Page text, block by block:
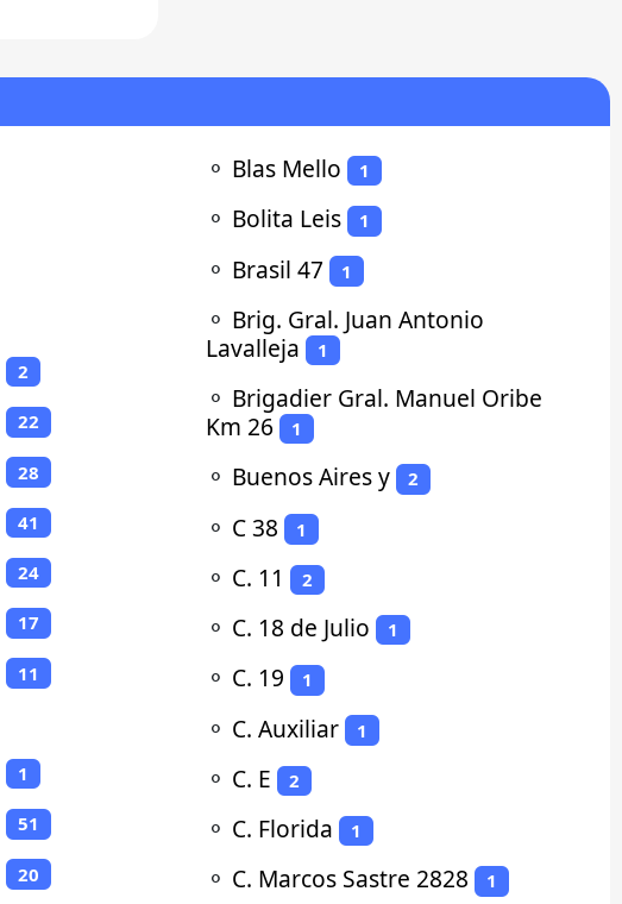
2
22
28
41
24
17
11
1
51
20
⚬ Blas Mello 1
⚬ Bolita Leis 1
⚬ Brasil 47 1
⚬ Brig. Gral. Juan Antonio
Lavalleja
1
⚬ Brigadier Gral. Manuel Oribe
Km 26
1
⚬ Buenos Aires y 2
⚬ C 38 1
⚬ C. 11 2
⚬ C. 18 de Julio 1
⚬ C. 19 1
⚬ C. Auxiliar 1
⚬ C. E 2
⚬ C. Florida 1
⚬ C. Marcos Sastre 2828 1